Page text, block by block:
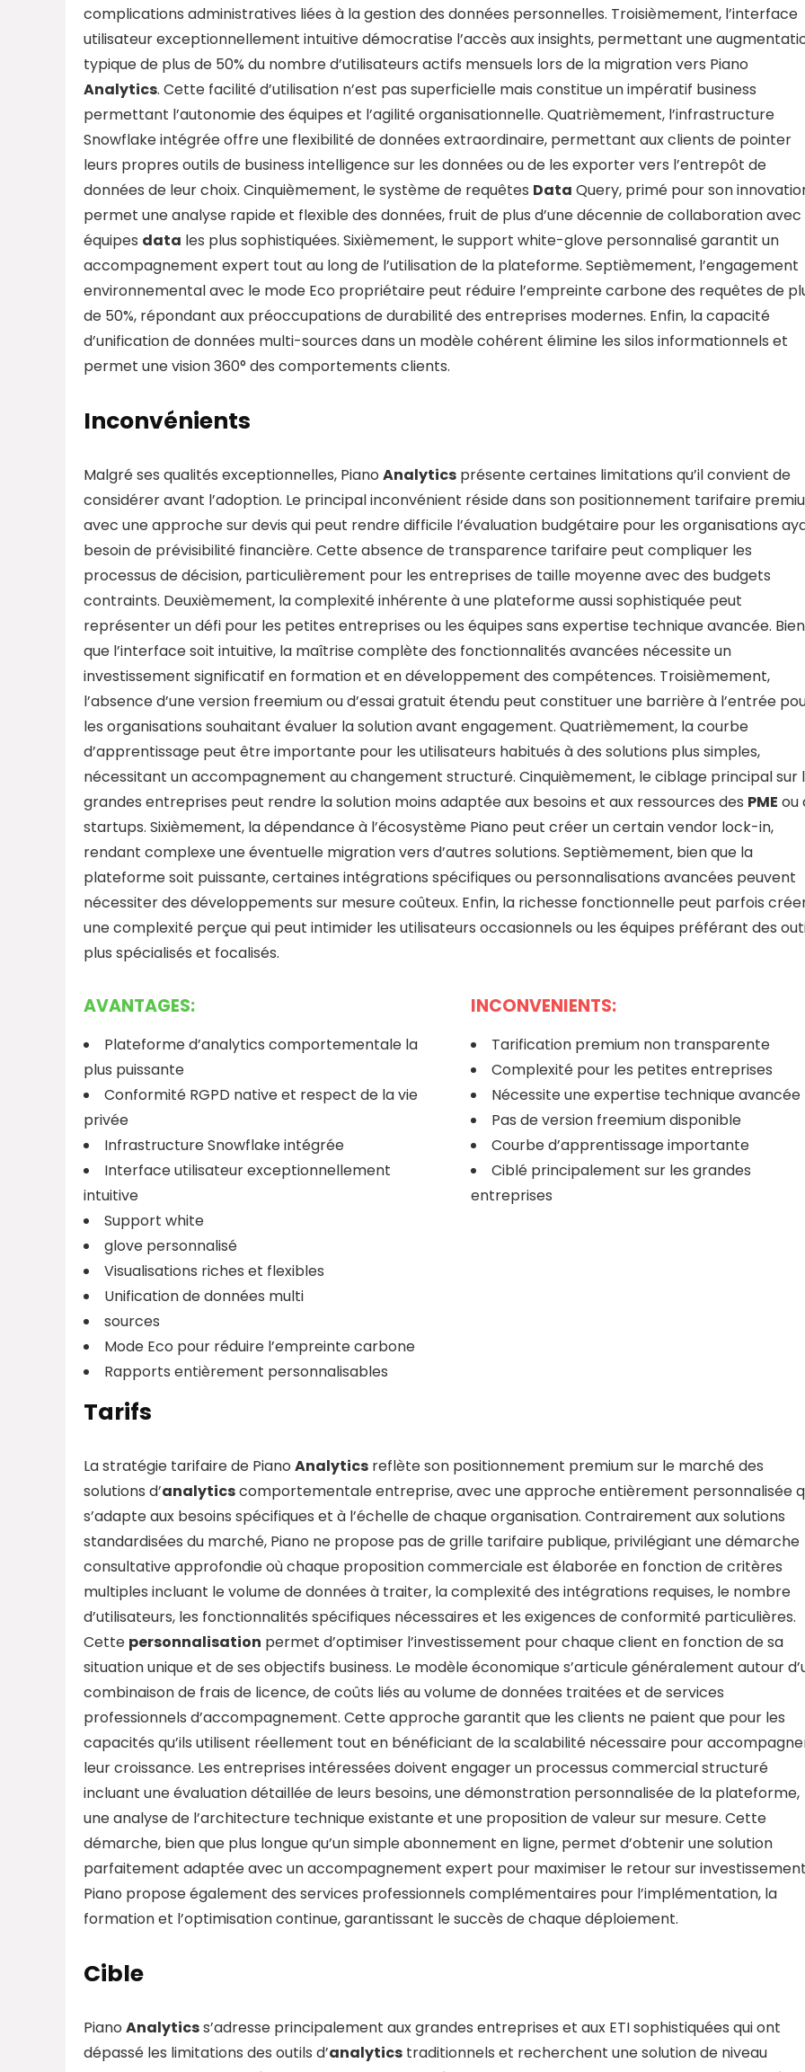
complications administratives liées à la gestion des données personnelles. Troisièmement, l’interface
utilisateur exceptionnellement intuitive démocratise l’accès aux insights, permettant une
typique de plus de 50% du nombre d’utilisateurs actifs mensuels lors de la migration vers Piano
Analytics. Cette facilité d’utilisation n’est pas superficielle mais constitue un impératif business
permettant l’autonomie des équipes et l’agilité organisationnelle. Quatrièmement, l’infrastructure
Snowflake intégrée offre une flexibilité de données extraordinaire, permettant aux clients de pointer
leurs propres outils de business intelligence sur les données ou de les exporter vers l’entrepôt de
données de leur choix. Cinquièmement, le système de requêtes Data Query, primé pour son
permet une analyse rapide et flexible des données, fruit de plus d’une décennie de collaboration avec
équipes data les plus sophistiquées. Sixièmement, le support white-glove personnalisé garantit un
accompagnement expert tout au long de l’utilisation de la plateforme. Septièmement, l’engagement
environnemental avec le mode Eco propriétaire peut réduire l’empreinte carbone des requêtes de
de 50%, répondant aux préoccupations de durabilité des entreprises modernes. Enfin, la capacité
d’unification de données multi-sources dans un modèle cohérent élimine les silos informationnels et
permet une vision 360° des comportements clients.
Inconvénients
Malgré ses qualités exceptionnelles, Piano Analytics présente certaines limitations qu’il convient de
considérer avant l’adoption. Le principal inconvénient réside dans son positionnement tarifaire
avec une approche sur devis qui peut rendre difficile l’évaluation budgétaire pour les organisations
besoin de prévisibilité financière. Cette absence de transparence tarifaire peut compliquer les
processus de décision, particulièrement pour les entreprises de taille moyenne avec des budgets
contraints. Deuxièmement, la complexité inhérente à une plateforme aussi sophistiquée peut
représenter un défi pour les petites entreprises ou les équipes sans expertise technique avancée. Bien
que l’interface soit intuitive, la maîtrise complète des fonctionnalités avancées nécessite un
investissement significatif en formation et en développement des compétences. Troisièmement,
l’absence d’une version freemium ou d’essai gratuit étendu peut constituer une barrière à l’entrée
les organisations souhaitant évaluer la solution avant engagement. Quatrièmement, la courbe
d’apprentissage peut être importante pour les utilisateurs habitués à des solutions plus simples,
nécessitant un accompagnement au changement structuré. Cinquièmement, le ciblage principal sur
grandes entreprises peut rendre la solution moins adaptée aux besoins et aux ressources des PME ou
startups. Sixièmement, la dépendance à l’écosystème Piano peut créer un certain vendor lock-in,
rendant complexe une éventuelle migration vers d’autres solutions. Septièmement, bien que la
plateforme soit puissante, certaines intégrations spécifiques ou personnalisations avancées peuvent
nécessiter des développements sur mesure coûteux. Enfin, la richesse fonctionnelle peut parfois
une complexité perçue qui peut intimider les utilisateurs occasionnels ou les équipes préférant des
plus spécialisés et focalisés.
AVANTAGES:
Plateforme d’analytics comportementale la
plus puissante
Conformité RGPD native et respect de la vie
privée
Infrastructure Snowflake intégrée
Interface utilisateur exceptionnellement
intuitive
Support white
glove personnalisé
Visualisations riches et flexibles
Unification de données multi
sources
Mode Eco pour réduire l’empreinte carbone
Rapports entièrement personnalisables
INCONVENIENTS:
Tarification premium non transparente
Complexité pour les petites entreprises
Nécessite une expertise technique avancée
Pas de version freemium disponible
Courbe d’apprentissage importante
Ciblé principalement sur les grandes
entreprises
Tarifs
La stratégie tarifaire de Piano Analytics reflète son positionnement premium sur le marché des
solutions d’analyticscomportementale entreprise, avec une approche entièrement personnalisée
s’adapte aux besoins spécifiques et à l’échelle de chaque organisation. Contrairement aux solutions
standardisées du marché, Piano ne propose pas de grille tarifaire publique, privilégiant une démarche
consultative approfondie où chaque proposition commerciale est élaborée en fonction de critères
multiples incluant le volume de données à traiter, la complexité des intégrations requises, le nombre
d’utilisateurs, les fonctionnalités spécifiques nécessaires et les exigences de conformité particulières.
Cette personnalisation permet d’optimiser l’investissement pour chaque client en fonction de sa
situation unique et de ses objectifs business. Le modèle économique s’articule généralement autour
combinaison de frais de licence, de coûts liés au volume de données traitées et de services
professionnels d’accompagnement. Cette approche garantit que les clients ne paient que pour les
capacités qu’ils utilisent réellement tout en bénéficiant de la scalabilité nécessaire pour
leur croissance. Les entreprises intéressées doivent engager un processus commercial structuré
incluant une évaluation détaillée de leurs besoins, une démonstration personnalisée de la plateforme,
une analyse de l’architecture technique existante et une proposition de valeur sur mesure. Cette
démarche, bien que plus longue qu’un simple abonnement en ligne, permet d’obtenir une solution
parfaitement adaptée avec un accompagnement expert pour maximiser le retour sur
Piano propose également des services professionnels complémentaires pour l’implémentation, la
formation et l’optimisation continue, garantissant le succès de chaque déploiement.
Cible
Piano Analyticss’adresse principalement aux grandes entreprises et aux ETI sophistiquées qui ont
dépassé les limitations des outils d’analytics traditionnels et recherchent une solution de niveau